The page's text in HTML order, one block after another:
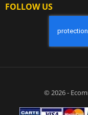
FOLLOW US
© 2026 -